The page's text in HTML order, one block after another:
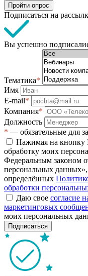
Пройти опрос
Подписаться на
Вы успешно
Тематика*
Имя
E-mail*
Компания*
Должность
* — обязательные для
Нажимая на кнопку
обработку моих
Федеральным законом
персональных
определённых
обработки
Даю свое согласие
маркетинговых
моих персональных
Подписаться